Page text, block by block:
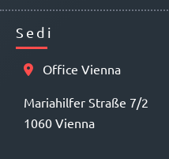
Sedi
Office Vienna
Mariahilfer Straße 7/2
1060 Vienna